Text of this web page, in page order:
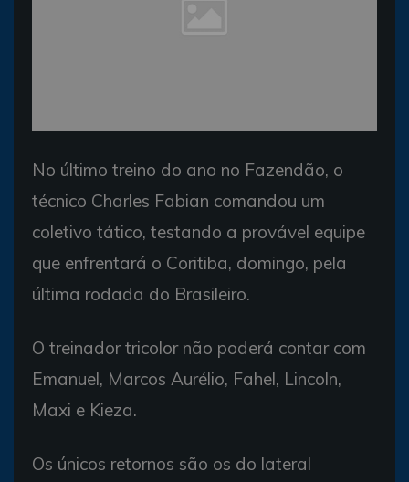
No último treino do ano no Fazendão, o
técnico Charles Fabian comandou um
coletivo tático, testando a provável equipe
que enfrentará o Coritiba, domingo, pela
última rodada do Brasileiro.
O treinador tricolor não poderá contar com
Emanuel, Marcos Aurélio, Fahel, Lincoln,
Maxi e Kieza.
Os únicos retornos são os do lateral